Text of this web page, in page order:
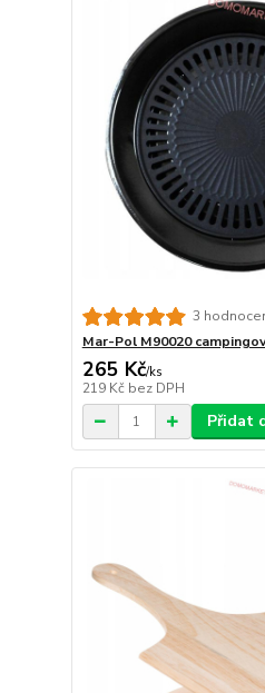
3
Mar-Pol M90020
265 Kč/ks
219 Kč bez DPH
Přidat